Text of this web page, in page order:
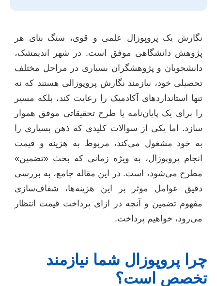
نگارش یک پروپوزال علمی و قوی، سنگ بنای هر
پژوهش دانشگاهی موفق است. در شهر اندیمشک،
دانشجویان و پژوهشگران بسیاری در مراحل مختلف
تحصیلی خود، نیازمند نگارش پروپوزالی هستند که نه
تنها استانداردهای آکادمیک را رعایت کند، بلکه مسیر
را برای یک پایان‌نامه یا طرح تحقیقاتی موفق هموار
سازد. اما یکی از سوالات کلیدی که ذهن بسیاری را
به خود مشغول می‌کند، مربوط به هزینه و قیمت
انجام پروپوزال، به ویژه زمانی که بحث «تضمین»
مطرح می‌شود، است. در این مقاله جامع، به بررسی
دقیق عوامل موثر بر این هزینه‌ها، شفاف‌سازی
مفهوم تضمین و آنچه در ازای پرداخت قیمت انتظار
می‌رود، خواهیم پرداخت.
چرا پروپوزال شما نیازمند
تخصص است؟